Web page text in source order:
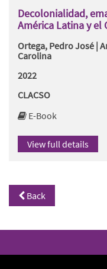
Decolonialidad,
América Latina y el
Ortega, Pedro José |
Carolina
2022
CLACSO
E-Book
View full details
Back